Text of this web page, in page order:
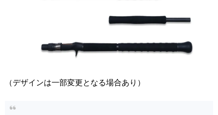
（デザインは一部変更となる場合あり）